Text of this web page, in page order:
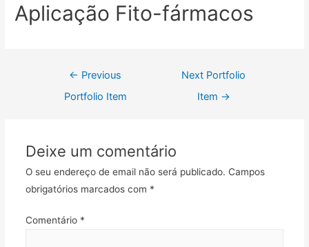
Aplicação Fito-fármacos
Navegação
← Previous
Portfolio Item
Next Portfolio
Item →
Deixe um comentário
O seu endereço de email não será publicado. Campos
obrigatórios marcados com *
Comentário *